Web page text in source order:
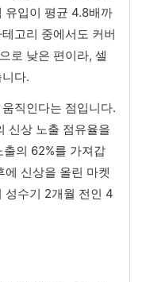
유입이 평균 4.8배까
고리 중에서도 커버
로 낮은 편이라, 셀
다.
직인다는 점입니다.
신상 노출 점유율을
의 62%를 가져갑
에 신상을 올린 마켓
성수기 2개월 전인 4